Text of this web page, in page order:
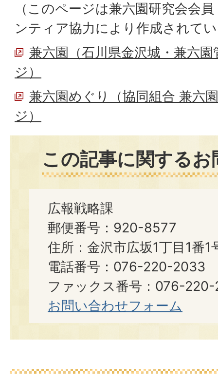
（このページは兼六園研究会会
ンティア協力により作成されて
兼六園（石川県金沢城・兼六
ジ）
兼六園めぐり（協同組合 兼六
ジ）
この記事に関する
広報戦略課
郵便番号：920-8577
住所：金沢市広坂1丁目1番1
電話番号：076-220-2033
ファックス番号：076-
お問い合わせフォーム